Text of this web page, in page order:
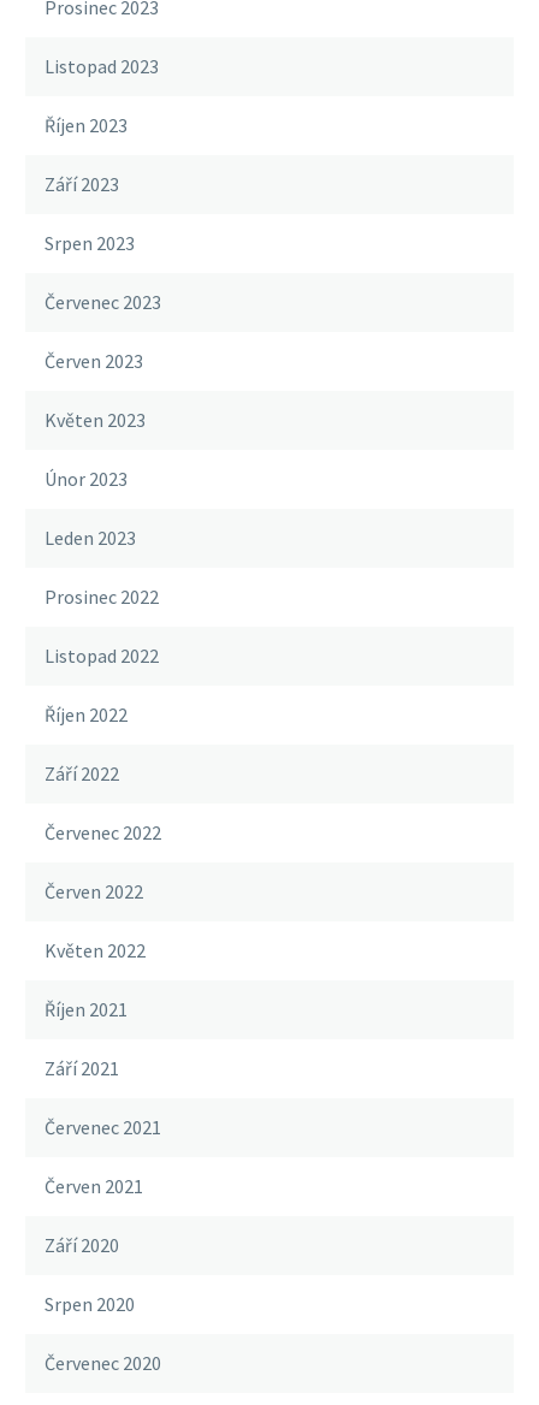
Prosinec 2023
Listopad 2023
Říjen 2023
Září 2023
Srpen 2023
Červenec 2023
Červen 2023
Květen 2023
Únor 2023
Leden 2023
Prosinec 2022
Listopad 2022
Říjen 2022
Září 2022
Červenec 2022
Červen 2022
Květen 2022
Říjen 2021
Září 2021
Červenec 2021
Červen 2021
Září 2020
Srpen 2020
Červenec 2020